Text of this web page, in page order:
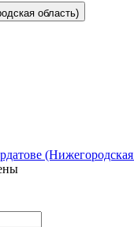
область)
(Нижегородская